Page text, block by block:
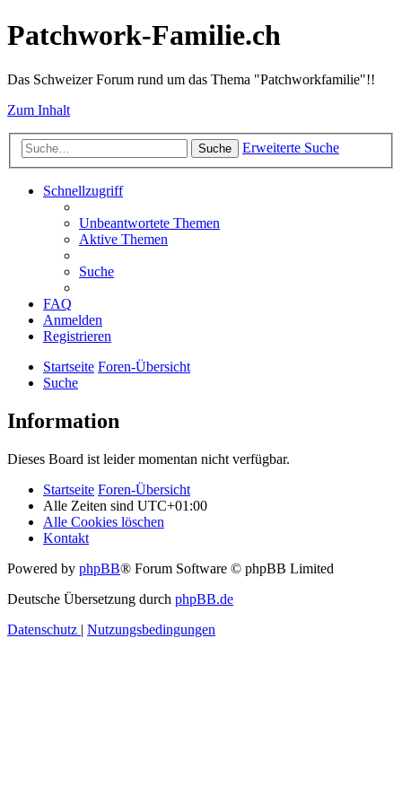
Patchwork-Familie.ch
Das Schweizer Forum rund um das Thema "Patchworkfamilie"!!
Zum Inhalt
Suche Erweiterte Suche
Schnellzugriff
Unbeantwortete Themen
Aktive Themen
Suche
FAQ
Anmelden
Registrieren
Startseite Foren-Übersicht
Suche
Information
Dieses Board ist leider momentan nicht verfügbar.
Startseite Foren-Übersicht
Alle Zeiten sind UTC+01:00
Alle Cookies löschen
Kontakt
Powered by phpBB® Forum Software © phpBB Limited
Deutsche Übersetzung durch phpBB.de
Datenschutz | Nutzungsbedingungen